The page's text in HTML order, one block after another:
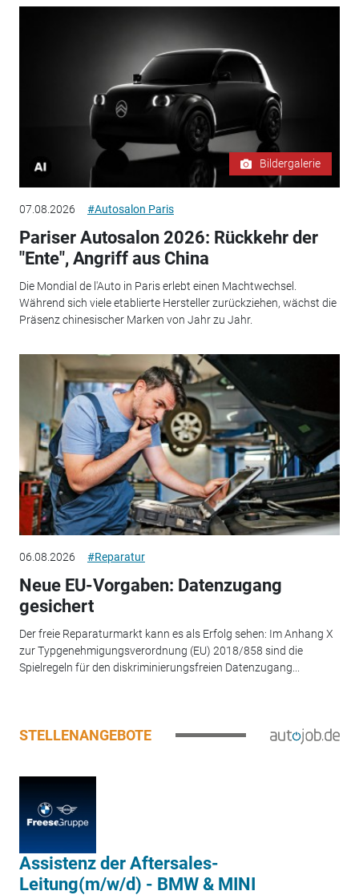
Bildergalerie
07.08.2026 #Autosalon Paris
Pariser Autosalon 2026: Rückkehr der
"Ente", Angriff aus China
Die Mondial de l'Auto in Paris erlebt einen Machtwechsel.
Während sich viele etablierte Hersteller zurückziehen, wächst die
Präsenz chinesischer Marken von Jahr zu Jahr.
06.08.2026 #Reparatur
Neue EU-Vorgaben: Datenzugang
gesichert
Der freie Reparaturmarkt kann es als Erfolg sehen: Im Anhang X
zur Typgenehmigungsverordnung (EU) 2018/858 sind die
Spielregeln für den diskriminierungsfreien Datenzugang...
STELLENANGEBOTE
Assistenz der Aftersales-
Leitung(m/w/d) - BMW & MINI